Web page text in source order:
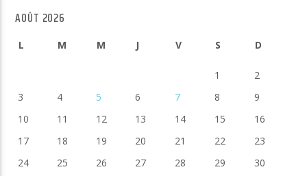
AOÛT 2026
L M M J V S D
1
2
3
4 5 6 7 8
9
10
11 12 13 14 15
16
17
18 19 20 21 22
23
24
25 26 27 28 29
30